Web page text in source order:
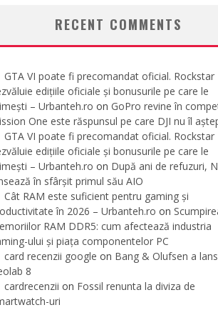
RECENT COMMENTS
GTA VI poate fi precomandat oficial. Rockstar
edițiile oficiale și bonusurile pe care le
– Urbanteh.ro on GoPro revine în
One este răspunsul pe care DJI nu îl
GTA VI poate fi precomandat oficial. Rockstar
edițiile oficiale și bonusurile pe care le
– Urbanteh.ro on După ani de refuzuri,
în sfârșit primul său AIO
Cât RAM este suficient pentru gaming și
în 2026 – Urbanteh.ro on
RAM DDR5: cum afectează industria
ului și piața componentelor PC
card recenzii google on Bang & Olufsen a
8
cardrecenzii on Fossil renunta la diviza de
uri